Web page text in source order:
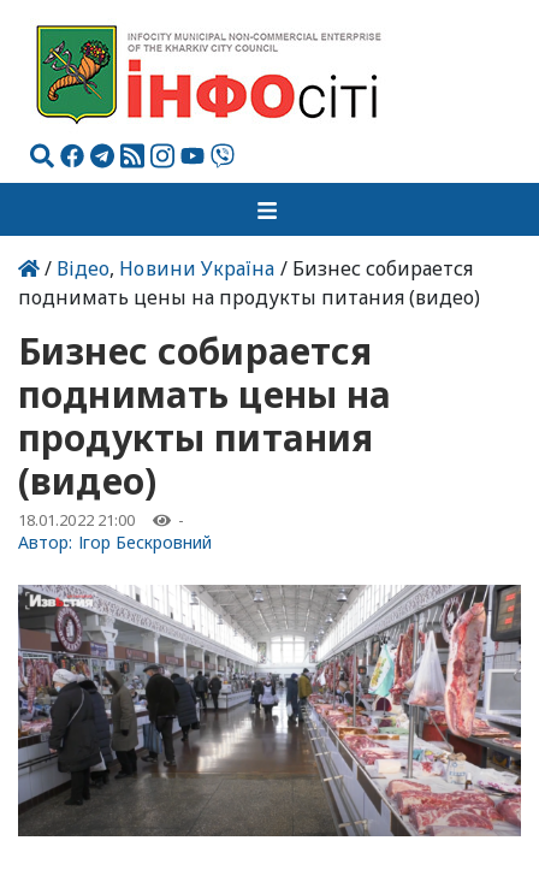
/ Відео, Новини Україна / Бизнес собирается
поднимать цены на продукты питания (видео)
Бизнес собирается
поднимать цены на
продукты питания
(видео)
18.01.2022 21:00 -
Автор: Ігор Бескровний